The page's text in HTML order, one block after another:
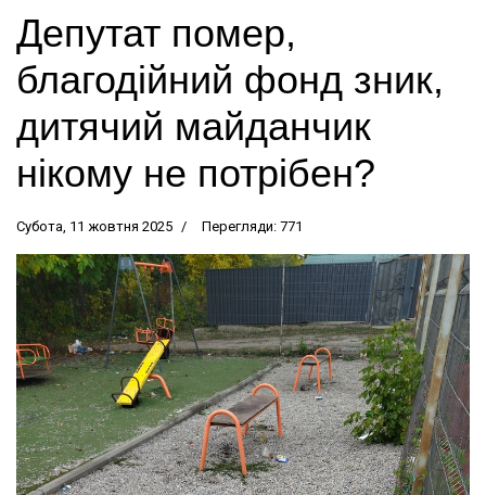
Депутат помер,
благодійний фонд зник,
дитячий майданчик
нікому не потрібен?
Субота, 11 жовтня 2025 Перегляди: 771